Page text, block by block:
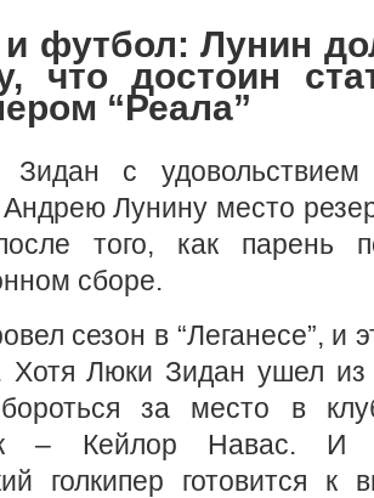
футбол: Лунин
что достоин
“Реала”
Зидан с удовольствием
Лунину место
того, как парень
сборе.
сезон в “Леганесе”, и
Хотя Люки Зидан ушел
за место в
– Кейлор Навас. И
голкипер готовится